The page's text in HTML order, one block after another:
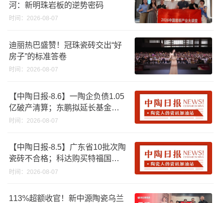
河：新明珠岩板的逆势密码
时间：2026-08-07
迪丽热巴盛赞！冠珠瓷砖交出“好
房子”的标准答卷
时间：2026-08-07
【中陶日报-8.6】一陶企负债1.05
亿破产清算；东鹏拟延长基金投
资期限；工信部开展建陶行业能
时间：2026-08-07
【中陶日报-8.5】广东省10批次陶
瓷砖不合格；科达购买特福国际
股份申请未通过；蒙娜丽莎5千万
破18亿元
时间：2026-08-07
113%超额收官！新中源陶瓷乌兰